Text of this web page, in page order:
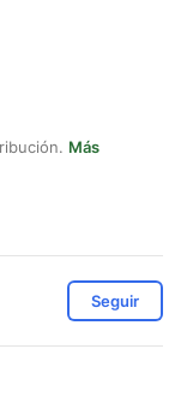
Más
Seguir